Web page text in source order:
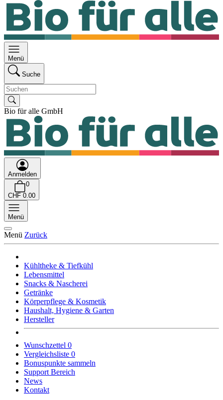
Menü
Suche
Bio für alle GmbH
Anmelden
0
CHF 0.00
Menü
Menü Zurück
Kühltheke & Tiefkühl
Lebensmittel
Snacks & Nascherei
Getränke
Körperpflege & Kosmetik
Haushalt, Hygiene & Garten
Hersteller
Wunschzettel 0
Vergleichsliste 0
Bonuspunkte sammeln
Support Bereich
News
Kontakt